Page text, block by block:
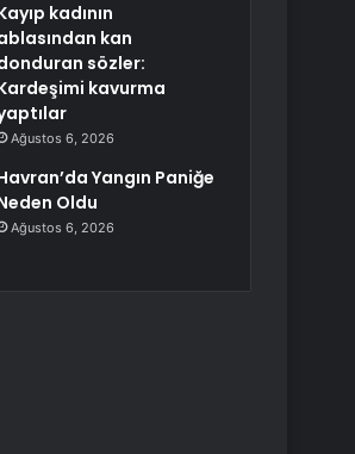
kadının
kan
sözler:
kavurma
Ağustos 6, 2026
Yangın Paniğe
Oldu
Ağustos 6, 2026